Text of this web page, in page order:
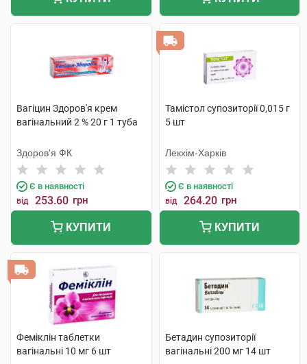
Вагіцин Здоров'я крем
вагінальний 2 % 20 г 1 туба
Здоров'я ФК
Є в наявності
від 253.60 грн
КУПИТИ
Тамістол супозиторії 0,015 г
5 шт
Лекхім-Харків
Є в наявності
від 264.20 грн
КУПИТИ
Феміклін таблетки
вагінальні 10 мг 6 шт
Бетадин супозиторії
вагінальні 200 мг 14 шт